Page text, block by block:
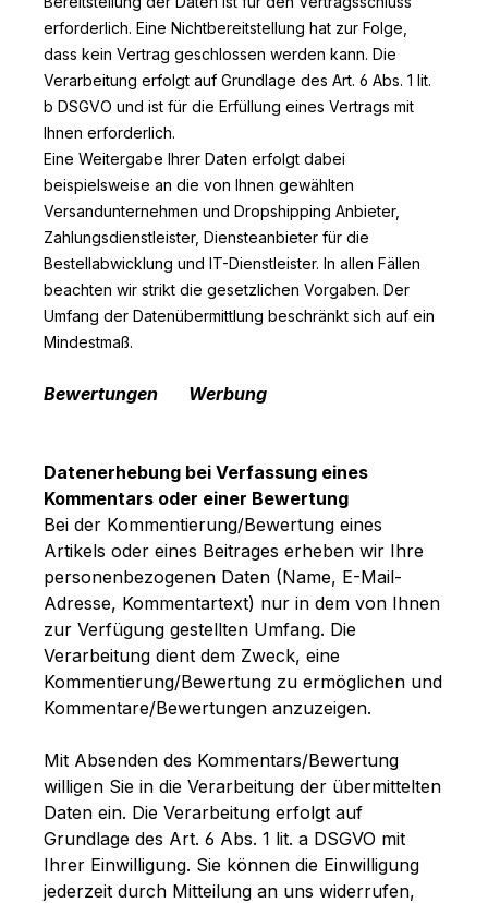
erforderlich. Eine Nichtbereitstellung hat zur Folge,
dass kein Vertrag geschlossen werden kann. Die
Verarbeitung erfolgt auf Grundlage des Art. 6 Abs. 1 lit.
b DSGVO und ist für die Erfüllung eines Vertrags mit
Ihnen erforderlich.
Eine Weitergabe Ihrer Daten erfolgt dabei
beispielsweise an die von Ihnen gewählten
Versandunternehmen und Dropshipping Anbieter,
Zahlungsdienstleister, Diensteanbieter für die
Bestellabwicklung und IT-Dienstleister. In allen Fällen
beachten wir strikt die gesetzlichen Vorgaben. Der
Umfang der Datenübermittlung beschränkt sich auf ein
Mindestmaß.
Bewertungen Werbung
Datenerhebung bei Verfassung eines
Kommentars oder einer Bewertung
Bei der Kommentierung/Bewertung eines
Artikels oder eines Beitrages erheben wir Ihre
personenbezogenen Daten (Name, E-Mail-
Adresse, Kommentartext) nur in dem von Ihnen
zur Verfügung gestellten Umfang. Die
Verarbeitung dient dem Zweck, eine
Kommentierung/Bewertung zu ermöglichen und
Kommentare/Bewertungen anzuzeigen.
Mit Absenden des Kommentars/Bewertung
willigen Sie in die Verarbeitung der übermittelten
Daten ein. Die Verarbeitung erfolgt auf
Grundlage des Art. 6 Abs. 1 lit. a DSGVO mit
Ihrer Einwilligung. Sie können die Einwilligung
jederzeit durch Mitteilung an uns widerrufen,